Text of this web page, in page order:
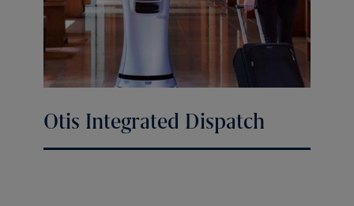
Otis Integrated Dispatch